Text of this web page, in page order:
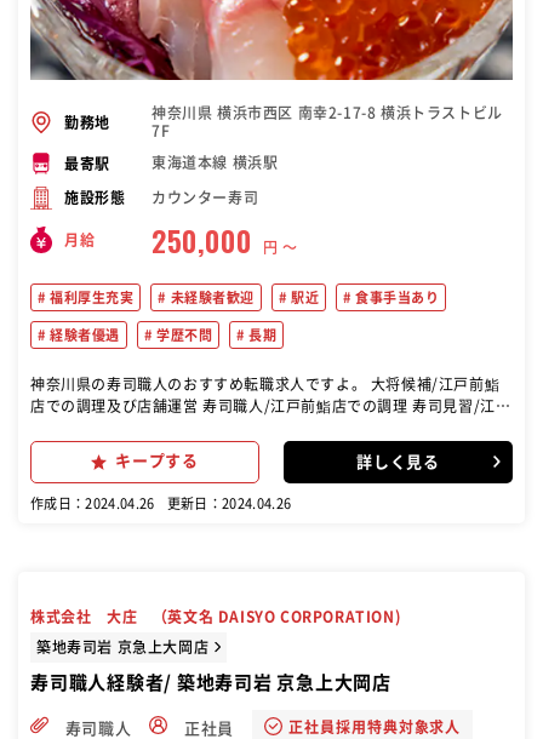
勤務地
神奈川県 横浜市西区 南幸2-17-8 横浜トラストビル
7F
最寄駅 東海道本線 横浜駅
施設形態 カウンター寿司
月給 250,000 円 〜
福利厚生充実 未経験者歓迎 駅近 食事手当あり
経験者優遇 学歴不問 長期
神奈川県の寿司職人のおすすめ転職求人ですよ。 大将候補/江戸前鮨
店での調理及び店舗運営 寿司職人/江戸前鮨店での調理 寿司見習/江戸
キープする 詳しく見る
作成日：2024.04.26 更新日：2024.04.26
株式会社 大庄 （英文名 DAISYO CORPORATION)
築地寿司岩 京急上大岡店
寿司職人経験者/ 築地寿司岩 京急上大岡店
寿司職人 正社員 正社員採用特典対象求人